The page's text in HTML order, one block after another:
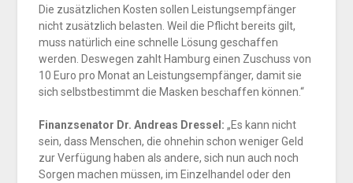
Die zusätzlichen Kosten sollen Leistungsempfänger
nicht zusätzlich belasten. Weil die Pflicht bereits gilt,
muss natürlich eine schnelle Lösung geschaffen
werden. Deswegen zahlt Hamburg einen Zuschuss von
10 Euro pro Monat an Leistungsempfänger, damit sie
sich selbstbestimmt die Masken beschaffen können.“
Finanzsenator Dr. Andreas Dressel: „Es kann nicht
sein, dass Menschen, die ohnehin schon weniger Geld
zur Verfügung haben als andere, sich nun auch noch
Sorgen machen müssen, im Einzelhandel oder den